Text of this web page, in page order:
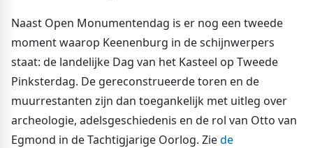
Naast Open Monumentendag is er nog een tweede
moment waarop Keenenburg in de schijnwerpers
staat: de landelijke Dag van het Kasteel op Tweede
Pinksterdag. De gereconstrueerde toren en de
muurrestanten zijn dan toegankelijk met uitleg over
archeologie, adelsgeschiedenis en de rol van Otto van
Egmond in de Tachtigjarige Oorlog. Ziede